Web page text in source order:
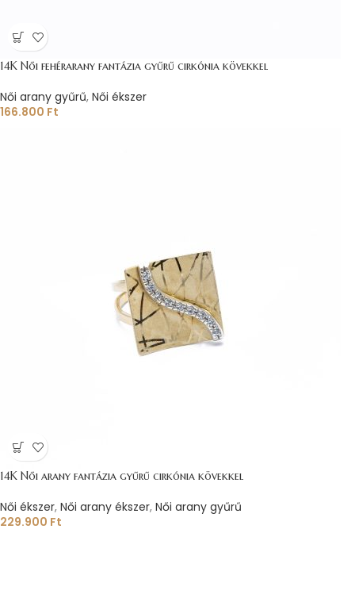
14K Női fehérarany fantázia gyűrű cirkónia kövekkel
Női arany gyűrű, Női ékszer
166.800 Ft
14K Női arany fantázia gyűrű cirkónia kövekkel
Női ékszer, Női arany ékszer, Női arany gyűrű
229.900 Ft